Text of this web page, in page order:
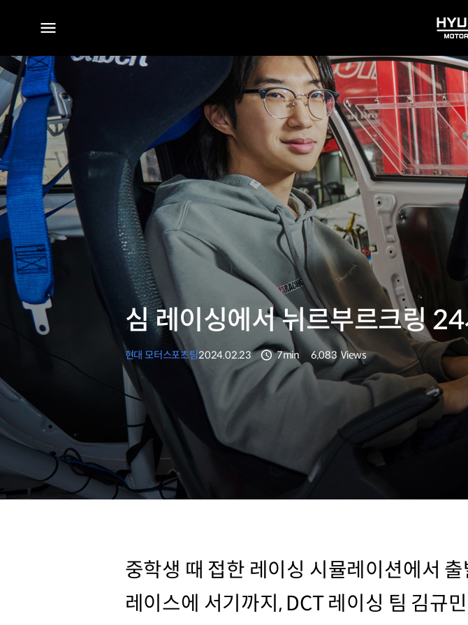
전체
메뉴
심 레이싱에서 뉘르부르크링
현대 모터스포츠팀2024.02.23
분량
7min
조회수
6,083 Views
중학생 때 접한 레이싱 시뮬레이션에서
레이스에 서기까지, DCT 레이싱 팀 김규